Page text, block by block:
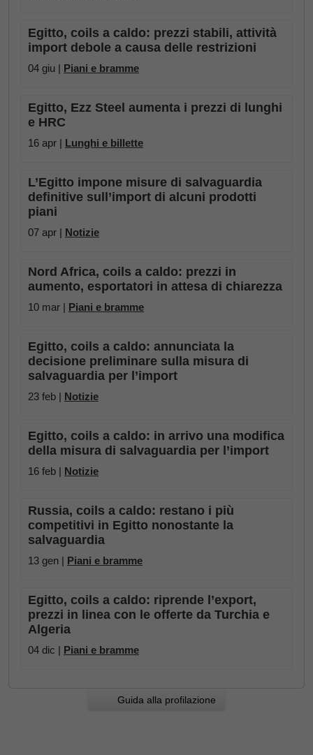
Egitto, coils a caldo: prezzi stabili, attività
import debole a causa delle restrizioni
04 giu | Piani e bramme
Egitto, Ezz Steel aumenta i prezzi di lunghi
e HRC
16 apr | Lunghi e billette
L’Egitto impone misure di salvaguardia
definitive sull’import di alcuni prodotti
piani
07 apr | Notizie
Nord Africa, coils a caldo: prezzi in
aumento, esportatori in attesa di chiarezza
10 mar | Piani e bramme
Egitto, coils a caldo: annunciata la
decisione preliminare sulla misura di
salvaguardia per l’import
23 feb | Notizie
Egitto, coils a caldo: in arrivo una modifica
della misura di salvaguardia per l’import
16 feb | Notizie
Russia, coils a caldo: restano i più
competitivi in Egitto nonostante la
salvaguardia
13 gen | Piani e bramme
Egitto, coils a caldo: riprende l’export,
prezzi in linea con le offerte da Turchia e
Algeria
04 dic | Piani e bramme
Guida alla profilazione